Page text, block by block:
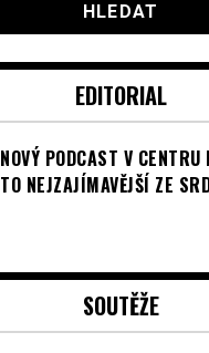
EDITORIAL
NOVÝ PODCAST V
TO NEJZAJÍMAVĚJŠÍ ZE
SOUTĚŽE